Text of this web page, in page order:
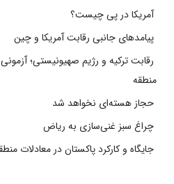
آمریکا در پی چیست؟
پیامدهای جانبی رقابت آمریکا و چین
رقابت ترکیه و رژیم صهیونیستی؛
منطقه
حجاز هسته‌ای نخواهد شد
چراغ سبز غنی‌سازی به ریاض
جایگاه و کارکرد پاکستان در معادلات